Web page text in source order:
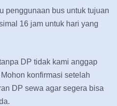
penggunaan bus untuk tujuan
16 jam untuk hari yang
DP tidak kami anggap
konfirmasi setelah
DP sewa agar segera bisa